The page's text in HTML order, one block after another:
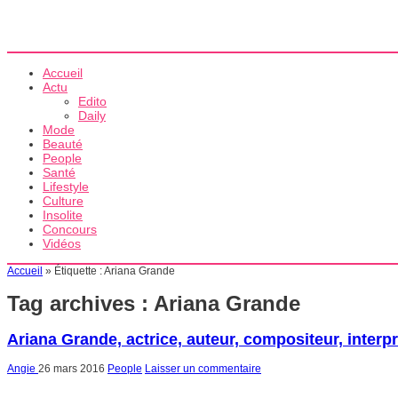
Accueil
Actu
Edito
Daily
Mode
Beauté
People
Santé
Lifestyle
Culture
Insolite
Concours
Vidéos
Accueil » Étiquette :Ariana Grande
Tag archives : Ariana Grande
Ariana Grande, actrice, auteur, compositeur,
Angie 26 mars 2016 People Laisser un commentaire